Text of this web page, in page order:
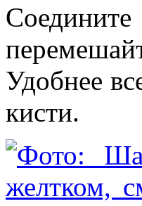
Удобнее
кисти.